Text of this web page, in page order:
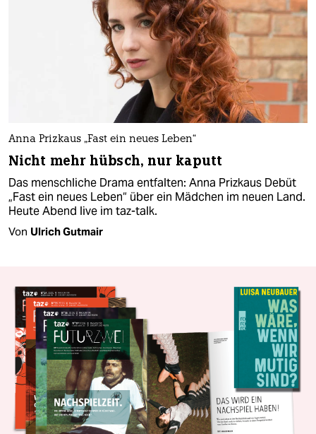
Anna Prizkaus „Fast ein neues Leben“
Nicht mehr hübsch, nur kaputt
Das menschliche Drama entfalten: Anna Prizkaus Debüt
„Fast ein neues Leben“ über ein Mädchen im neuen Land.
Heute Abend live im taz-talk.
Von Ulrich Gutmair